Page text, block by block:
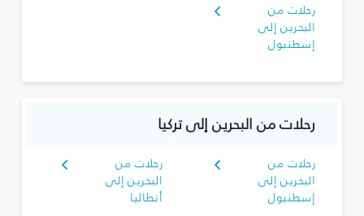
رحلات من
البحرين إلى
إسطنبول
رحلات من البحرين إلى تركيا
رحلات من
البحرين إلى
إسطنبول
رحلات من
البحرين إلى
أنطاليا